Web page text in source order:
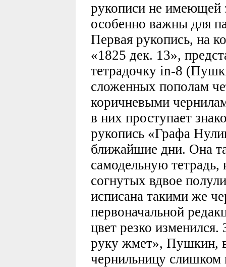
рукописи не имеющей
особенно важны для
Первая рукопись, на
«1825 дек. 13»,
тетрадочку in-8
сложенных пополам
коричневыми
в них проступает
рукопись «Графа
ближайшие дни. Она
самодельную тетрадь,
согнутых вдвое
исписана такими же
первоначальной
цвет резко
руку жмет», Пушкин,
чернильницу